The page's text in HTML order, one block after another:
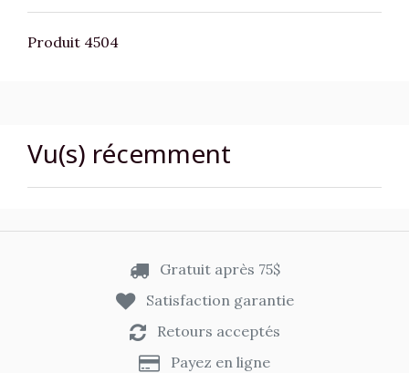
Produit 4504
Vu(s) récemment
Gratuit après 75$
Satisfaction garantie
Retours acceptés
Payez en ligne